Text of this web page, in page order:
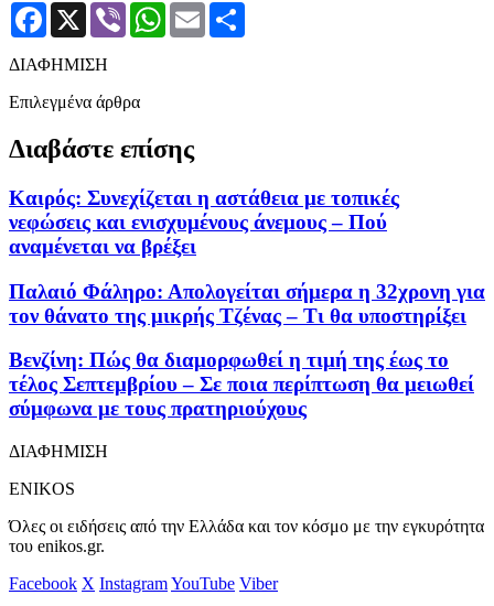
Facebook
X Viber WhatsApp
Email
ΔΙΑΦΗΜΙΣΗ
Επιλεγμένα άρθρα
Διαβάστε επίσης
Καιρός: Συνεχίζεται η αστάθεια με τοπικές
νεφώσεις και ενισχυμένους άνεμους – Πού
αναμένεται να βρέξει
Παλαιό Φάληρο: Απολογείται σήμερα η 32χρονη για
τον θάνατο της μικρής Τζένας – Τι θα υποστηρίξει
Βενζίνη: Πώς θα διαμορφωθεί η τιμή της έως το
τέλος Σεπτεμβρίου – Σε ποια περίπτωση θα μειωθεί
σύμφωνα με τους πρατηριούχους
ΔΙΑΦΗΜΙΣΗ
ENIKOS
Όλες οι ειδήσεις από την Ελλάδα και τον κόσμο με την εγκυρότητα
του enikos.gr.
Facebook X InstagramYouTube Viber